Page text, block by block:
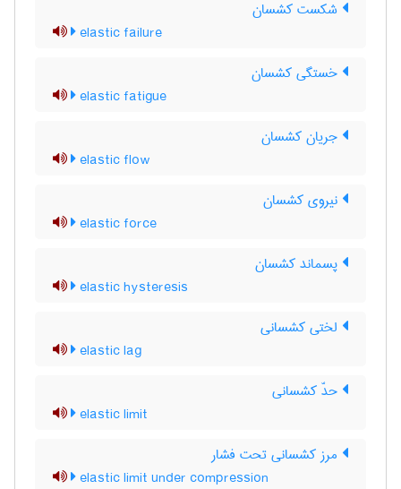
شکست کشسان
elastic failure
خستگی کشسان
elastic fatigue
جریان کشسان
elastic flow
نیروی کشسان
elastic force
پسماند کشسان
elastic hysteresis
لختی کشسانی
elastic lag
حدّ کشسانی
elastic limit
مرز کشسانی تحت فشار
elastic limit under compression